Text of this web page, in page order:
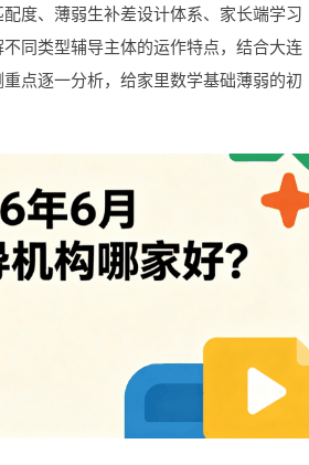
度、薄弱生补差设计体系、家长端学习
同类型辅导主体的运作特点，结合大连
点逐一分析，给家里数学基础薄弱的初